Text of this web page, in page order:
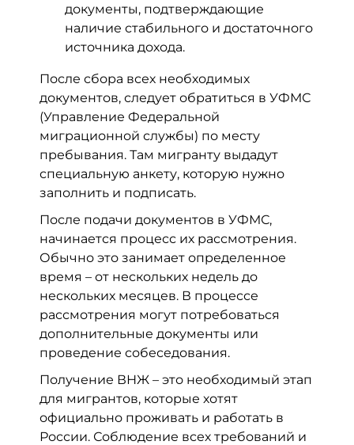
документы, подтверждающие
наличие стабильного и достаточного
источника дохода.
После сбора всех необходимых
документов, следует обратиться в УФМС
(Управление Федеральной
миграционной службы) по месту
пребывания. Там мигранту выдадут
специальную анкету, которую нужно
заполнить и подписать.
После подачи документов в УФМС,
начинается процесс их рассмотрения.
Обычно это занимает определенное
время – от нескольких недель до
нескольких месяцев. В процессе
рассмотрения могут потребоваться
дополнительные документы или
проведение собеседования.
Получение ВНЖ – это необходимый этап
для мигрантов, которые хотят
официально проживать и работать в
России. Соблюдение всех требований и